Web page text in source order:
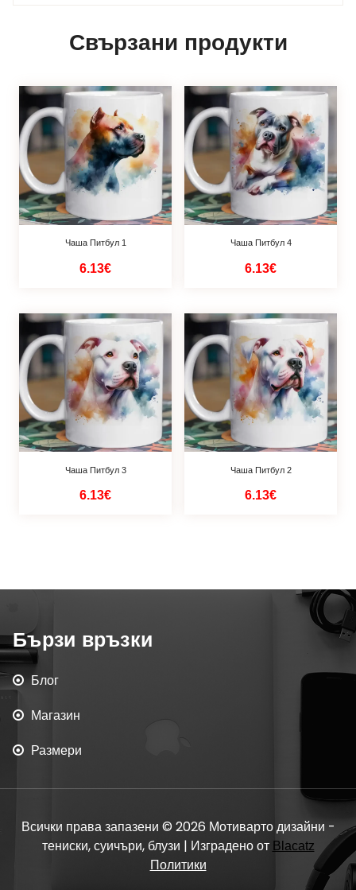
Свързани продукти
Чаша Питбул 1
6.13€
Чаша Питбул 4
6.13€
Чаша Питбул 3
6.13€
Чаша Питбул 2
6.13€
Бързи връзки
Блог
Магазин
Размери
Всички права запазени © 2026 Мотиварто дизайни -
тениски, суичъри, блузи | Изградено от Blacatz
Политики